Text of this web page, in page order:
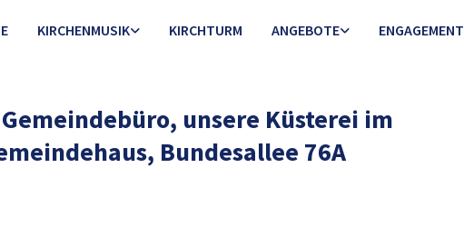
KIRCHENMUSIK KIRCHTURM ANGEBOTE ENGAGEMENT
unsere Küsterei im
Bundesallee 76A